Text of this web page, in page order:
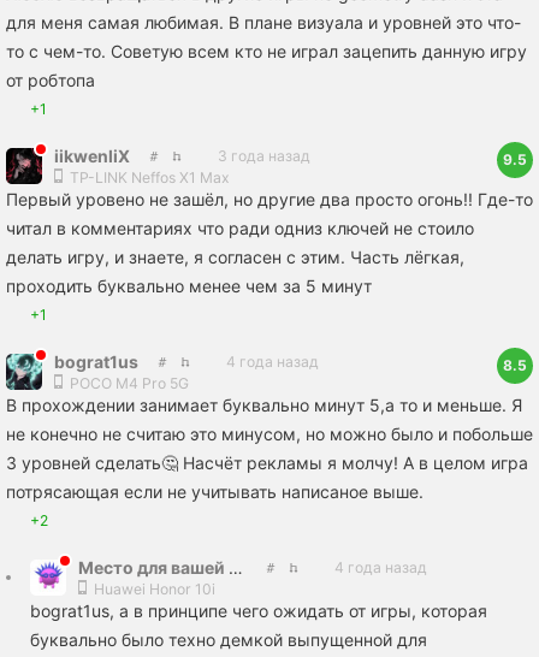
для меня самая любимая. В плане визуала и уровней это что-
то с чем-то. Советую всем кто не играл зацепить данную игру
от робтопа
+1
iikwenliX
3 года назад
TP-LINK Neffos X1 Max
9.5
Первый уровено не зашёл, но другие два просто огонь!! Где-то
читал в комментариях что ради одниз ключей не стоило
делать игру, и знаете, я согласен с этим. Часть лёгкая,
проходить буквально менее чем за 5 минут
+1
bograt1us
4 года назад
POCO M4 Pro 5G
8.5
В прохождении занимает буквально минут 5,а то и меньше. Я
не конечно не считаю это минусом, но можно было и побольше
3 уровней сделать🤔 Насчёт рекламы я молчу! А в целом игра
потрясающая если не учитывать написаное выше.
+2
Место для вашей рекламы
4 года назад
Huawei Honor 10i
bograt1us, а в принципе чего ожидать от игры, которая
буквально было техно демкой выпущенной для